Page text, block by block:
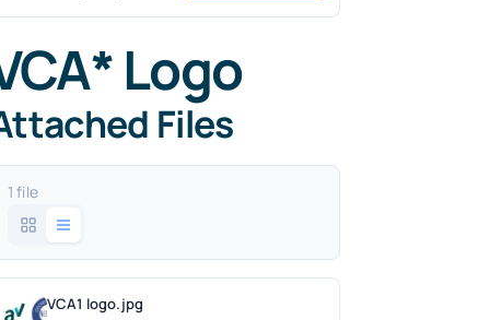
Logo
Files
1 file
VCA1 logo.jpg